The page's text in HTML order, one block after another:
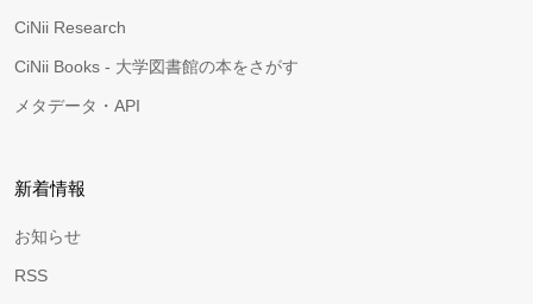
CiNii Research
CiNii Books - 大学図書館の本をさがす
メタデータ・API
新着情報
お知らせ
RSS